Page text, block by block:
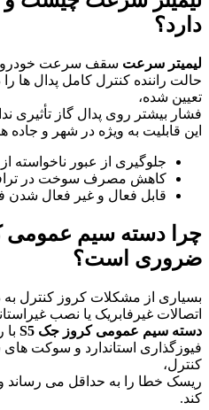
دارد؟
لیمیتر سرعت سقف سرعت خودرو
حالت راننده کنترل کامل پدال ها
تعیین شده،
فشار بیشتر روی پدال گاز تأثیری
این قابلیت به ویژه در شهر و
جلوگیری از عبور ناخواسته
کاهش مصرف سوخت در
قابل فعال و غیر فعال شدن
ضروری است؟
بسیاری از مشکلات کروز کنترل
اتصالات غیرفابریک یا نصب
دسته سیم عمومی کروز جک S5
فیوزگذاری استاندارد و سوکت های
کنترل،
ریسک خطا را به حداقل می رساند
کند.